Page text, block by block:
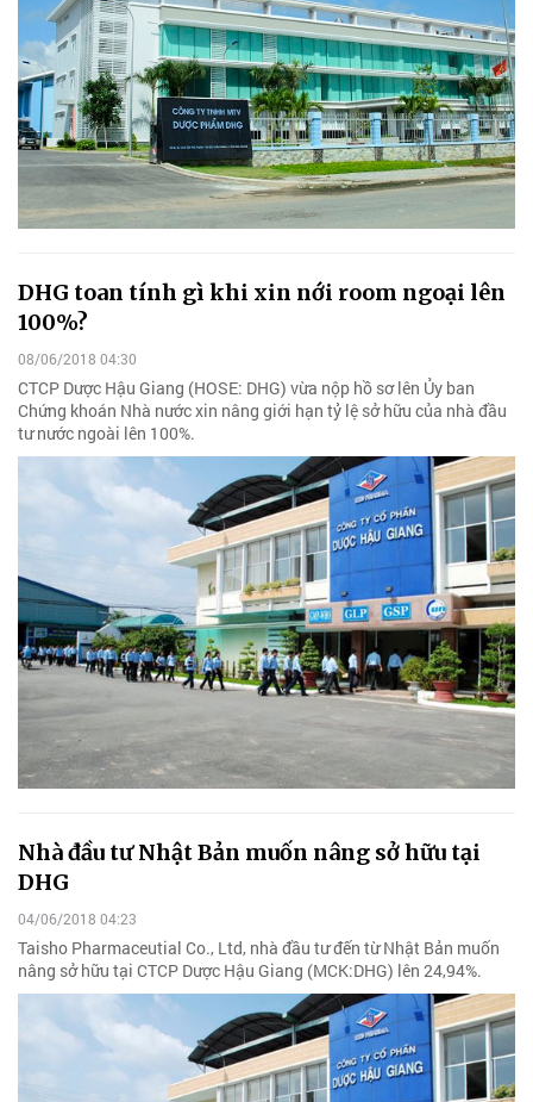
DHG toan tính gì khi xin nới room ngoại lên
100%?
08/06/2018 04:30
CTCP Dược Hậu Giang (HOSE: DHG) vừa nộp hồ sơ lên Ủy ban
Chứng khoán Nhà nước xin nâng giới hạn tỷ lệ sở hữu của nhà đầu
tư nước ngoài lên 100%.
Nhà đầu tư Nhật Bản muốn nâng sở hữu tại
DHG
04/06/2018 04:23
Taisho Pharmaceutial Co., Ltd, nhà đầu tư đến từ Nhật Bản muốn
nâng sở hữu tại CTCP Dược Hậu Giang (MCK:DHG) lên 24,94%.